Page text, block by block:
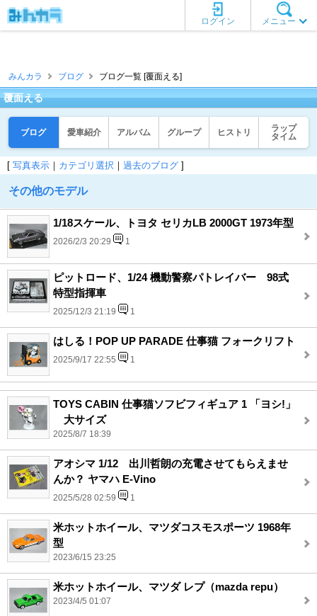
メニュー
ログイン
みんカラ ブログ ブログ一覧 [覆面える]
覆面える
ブログ 愛車紹介 アルバム グループ ヒストリ
ラップ
タイム
[ 写真表示 ｜ カテゴリ選択 ｜ 過去のブログ ]
その他のモデル
1/18スケール、トヨタ セリカLB 2000GT 1973年型
2026/2/3 20:29 1
ピットロード、1/24 機動警察パトレイバー 98式
特型指揮車
2025/12/3 21:19 1
はしる！POP UP PARADE 仕事猫 フォークリフト
2025/9/17 22:55 1
TOYS CABIN 仕事猫ソフビフィギュア 1 「ヨシ!」
大サイズ
2025/8/7 18:39
アオシマ 1/12 出川哲朗の充電させてもらえませ
んか？ ヤマハ E-Vino
2025/5/28 02:59 1
米ホットホイール、マツダコスモスポーツ 1968年
型
2023/6/15 23:25
米ホットホイール、マツダ レプ（mazda repu）
2023/4/5 01:07